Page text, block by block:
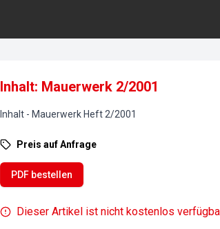
Inhalt: Mauerwerk 2/2001
Inhalt - Mauerwerk Heft 2/2001
Preis auf Anfrage
PDF bestellen
Dieser Artikel ist nicht kostenlos